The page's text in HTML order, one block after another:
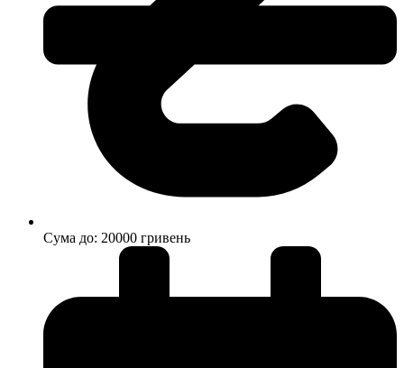
Cума до: 20000 гривень